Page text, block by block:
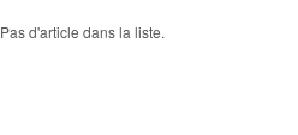
Pas d'article dans la liste.